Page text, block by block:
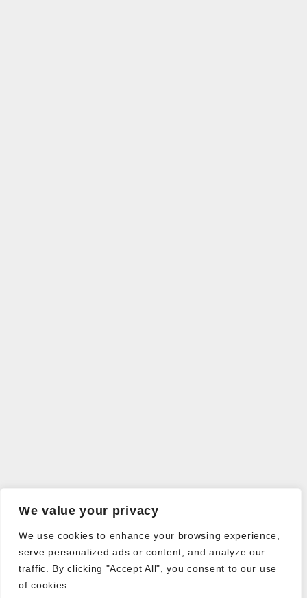
We value your privacy
We use cookies to enhance your browsing experience,
serve personalized ads or content, and analyze our
traffic. By clicking "Accept All", you consent to our use
of cookies.